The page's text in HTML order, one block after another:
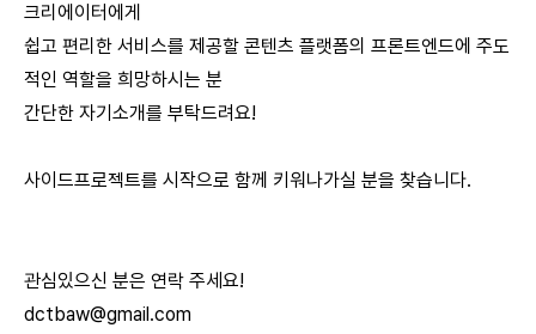
크리에이터에게
쉽고 편리한 서비스를 제공할 콘텐츠 플랫폼의 프론트엔드에 주도
적인 역할을 희망하시는 분
간단한 자기소개를 부탁드려요!
사이드프로젝트를 시작으로 함께 키워나가실 분을 찾습니다.
관심있으신 분은 연락 주세요!
dctbaw@gmail.com